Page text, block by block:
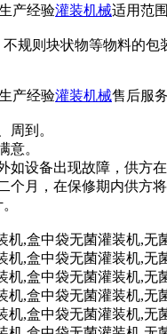
产经验灌装机械适用范围
规则块状物等物料的包
产经验灌装机械售后服务
周到。
意。
如设备出现故障，供方
个月，在保修期内供方